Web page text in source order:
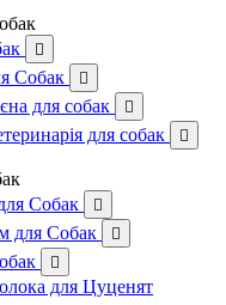

Собак 
для собак 
для собак 
Собак

для Собак 

для Цуценят